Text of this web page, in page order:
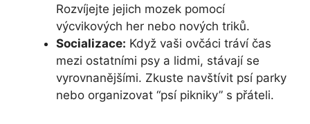
Rozvíjejte jejich‍ mozek pomocí
výcvikových her nebo nových triků.
Socializace: Když ⁢vaši ovčáci tráví čas‍
mezi ostatními ​psy a lidmi, stávají se
vyrovnanějšími. Zkuste navštívit psí​ parky
nebo⁤ organizovat “psí pikniky” s přáteli.